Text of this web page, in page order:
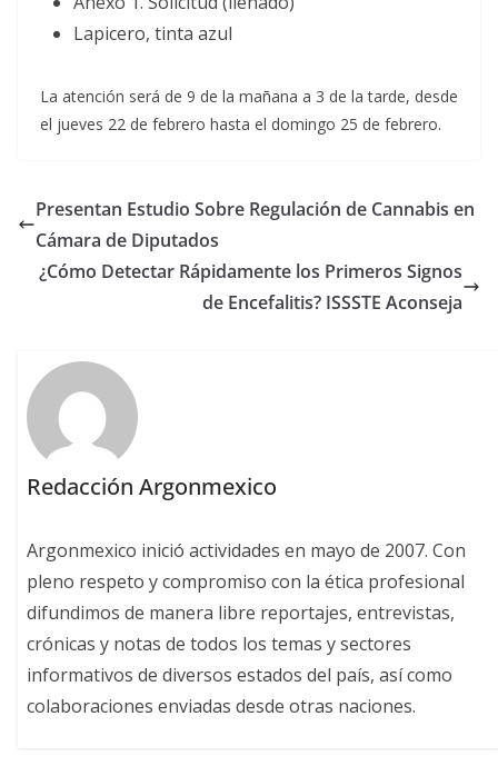
Lapicero, tinta azul
La atención será de 9 de la mañana a 3 de la tarde, desde
el jueves 22 de febrero hasta el domingo 25 de febrero.
Presentan Estudio Sobre Regulación de Cannabis en
Cámara de Diputados
¿Cómo Detectar Rápidamente los Primeros Signos
de Encefalitis? ISSSTE Aconseja
Redacción Argonmexico
Argonmexico inició actividades en mayo de 2007. Con
pleno respeto y compromiso con la ética profesional
difundimos de manera libre reportajes, entrevistas,
crónicas y notas de todos los temas y sectores
informativos de diversos estados del país, así como
colaboraciones enviadas desde otras naciones.